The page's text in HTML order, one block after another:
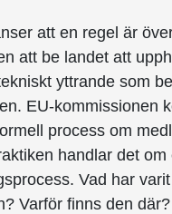
att en regel är
att be landet att
yttrande som
EU-kommissionen
process om
handlar det om
Vad har
Varför finns den